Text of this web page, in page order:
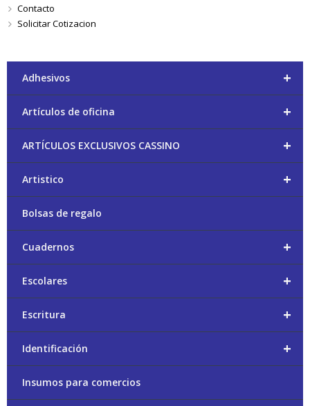
Contacto
Solicitar Cotizacion
+
Adhesivos
+
Artículos de oficina
+
ARTÍCULOS EXCLUSIVOS CASSINO
+
Artistico
Bolsas de regalo
+
Cuadernos
+
Escolares
+
Escritura
+
Identificación
Insumos para comercios